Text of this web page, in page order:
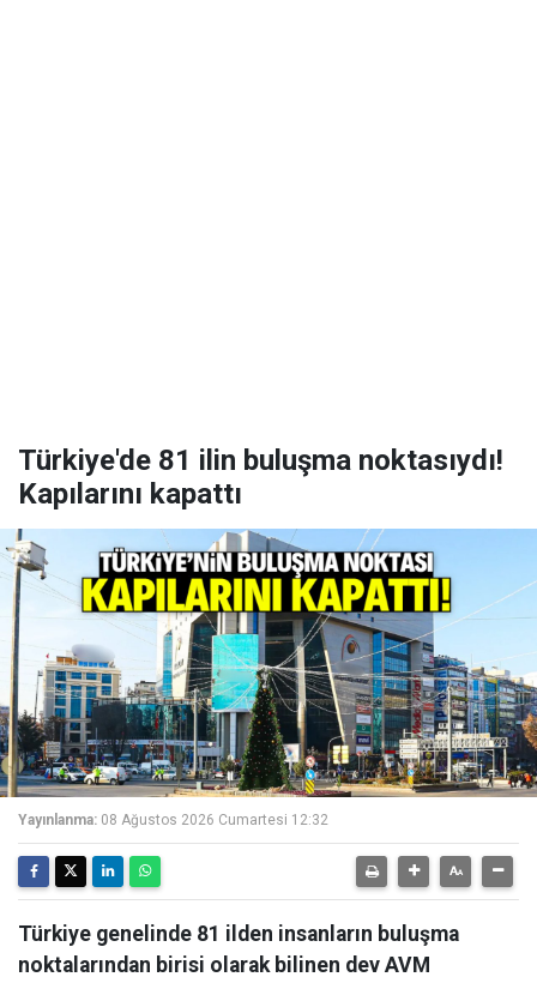
Türkiye'de 81 ilin buluşma noktasıydı!
Kapılarını kapattı
Yayınlanma: 08 Ağustos 2026 Cumartesi 12:32
Türkiye genelinde 81 ilden insanların buluşma
noktalarından birisi olarak bilinen dev AVM